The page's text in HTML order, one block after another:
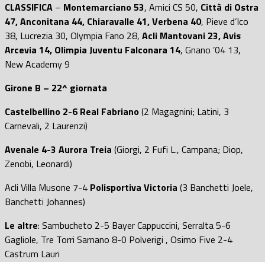
CLASSIFICA – Montemarciano 53, Amici CS 50, Città di Ostra
47, Anconitana 44, Chiaravalle 41, Verbena 40, Pieve d’Ico
38, Lucrezia 30, Olympia Fano 28, Acli Mantovani 23, Avis
Arcevia 14, Olimpia Juventu Falconara 14, Gnano ’04 13,
New Academy 9
Girone B – 22^ giornata
Castelbellino 2-6 Real Fabriano(2 Magagnini; Latini, 3
Carnevali, 2 Laurenzi)
Avenale 4-3 Aurora Treia (Giorgi, 2 Fufi L., Campana; Diop,
Zenobi, Leonardi)
Acli Villa Musone 7-4 Polisportiva Victoria (3 Banchetti Joele,
Banchetti Johannes)
Le altre: Sambucheto 2-5 Bayer Cappuccini, Serralta 5-6
Gagliole, Tre Torri Sarnano 8-0 Polverigi , Osimo Five 2-4
Castrum Lauri